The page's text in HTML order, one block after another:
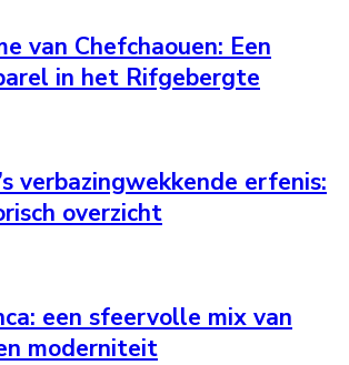
van Chefchaouen: Een
in het Rifgebergte
verbazingwekkende erfenis:
overzicht
een sfeervolle mix van
moderniteit